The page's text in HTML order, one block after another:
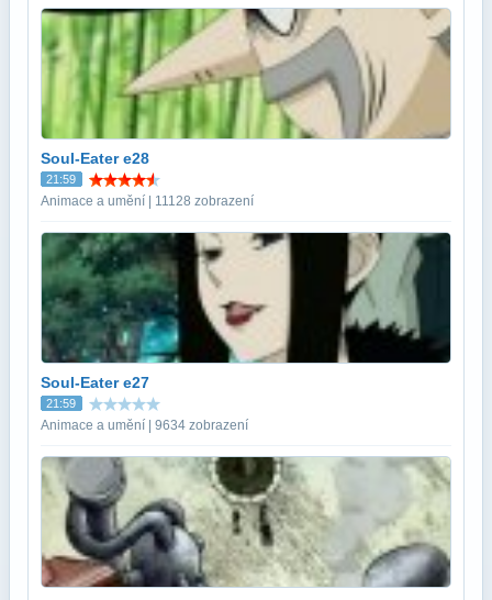
Soul-Eater e28
21:59
Animace a umění | 11128 zobrazení
Soul-Eater e27
21:59
Animace a umění | 9634 zobrazení